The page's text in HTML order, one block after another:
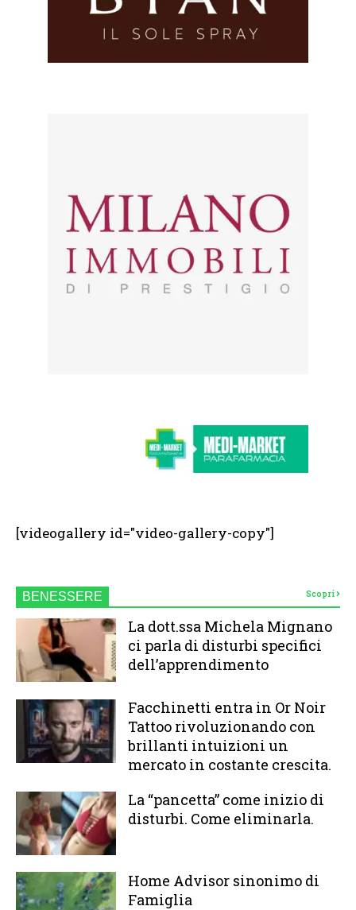
[videogallery id="video-gallery-copy"]
BENESSERE Scopri
La dott.ssa Michela Mignano
ci parla di disturbi specifici
dell’apprendimento
Facchinetti entra in Or Noir
Tattoo rivoluzionando con
brillanti intuizioni un
mercato in costante crescita.
La “pancetta” come inizio di
disturbi. Come eliminarla.
Home Advisor sinonimo di
Famiglia